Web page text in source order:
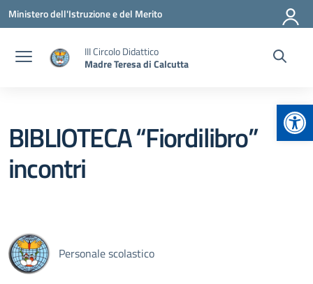
Vai ai contenuti
Vai al menu di navigazione
Vai al footer
Ministero dell'Istruzione e del Merito
III Circolo Didattico
Madre Teresa di Calcutta
BIBLIOTECA “Fiordilibro”
incontri
Personale scolastico